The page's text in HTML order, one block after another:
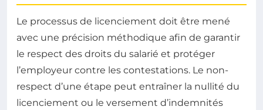
Le processus de licenciement doit être mené
avec une précision méthodique afin de garantir
le respect des droits du salarié et protéger
l’employeur contre les contestations. Le non-
respect d’une étape peut entraîner la nullité du
licenciement ou le versement d’indemnités